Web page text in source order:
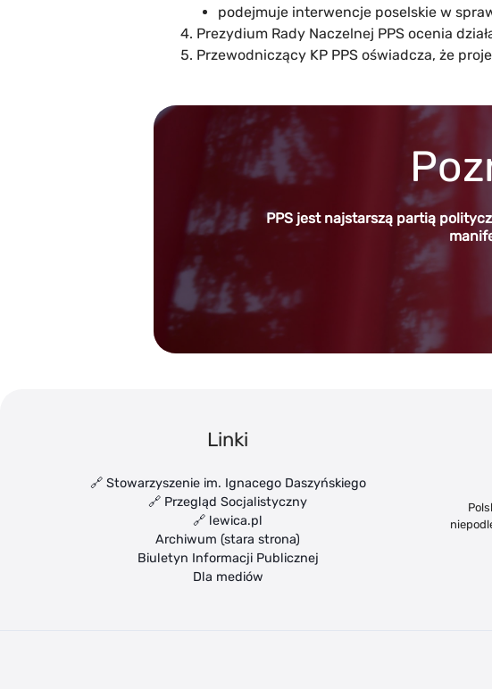
podejmuje interwencje poselskie w
Prezydium Rady Naczelnej PPS ocenia
Przewodniczący KP PPS oświadcza, że
PPS jest najstarszą partią
Linki
🔗 Stowarzyszenie im. Ignacego Daszyńskiego
🔗 Przegląd Socjalistyczny
🔗 lewica.pl
Archiwum (stara strona)
Biuletyn Informacji Publicznej
Dla mediów